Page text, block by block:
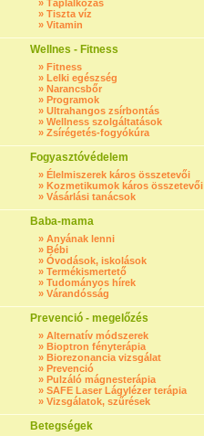
» Táplálkozás
» Tiszta víz
» Vitamin
Wellnes - Fitness
» Fitness
» Lelki egészség
» Narancsbőr
» Programok
» Ultrahangos zsírbontás
» Wellness szolgáltatások
» Zsírégetés-fogyókúra
Fogyasztóvédelem
» Élelmiszerek káros összetevői
» Kozmetikumok káros összetevői
» Vásárlási tanácsok
Baba-mama
» Anyának lenni
» Bébi
» Óvodások, iskolások
» Termékismertető
» Tudományos hírek
» Várandósság
Prevenció - megelőzés
» Alternatív módszerek
» Bioptron fényterápia
» Biorezonancia vizsgálat
» Prevenció
» Pulzáló mágnesterápia
» SAFE Laser Lágylézer terápia
» Vizsgálatok, szűrések
Betegségek